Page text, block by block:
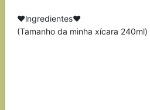
❤️lngredientes❤️
(Tamanho da minha xícara 240ml)